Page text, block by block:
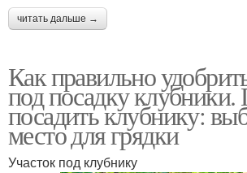
читать дальше →
Как правильно
под посадку клубники.
посадить клубнику:
место для грядки
Участок под клубнику